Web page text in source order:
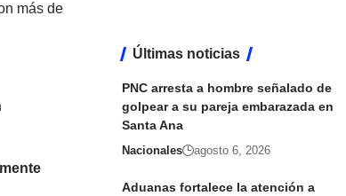
más de
Últimas noticias
PNC arresta a hombre señalado de
golpear a su pareja embarazada en
Santa Ana
Nacionales agosto 6, 2026
Aduanas fortalece la atención a